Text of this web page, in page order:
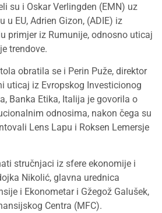
su i Oskar Verlingden (EMN) uz
u EU, Adrien Gizon, (ADIE) iz
primjer iz Rumunije, odnosno uticaj
trendove.
obratila se i Perin Puže, direktor
uticaj iz Evropskog Investicionog
Banka Etika, Italija je govorila o
odnosima, nakon čega su
Lens Lapu i Roksen Lemersje
stručnjaci iz sfere ekonomije i
Nikolić, glavna urednica
i Ekonometar i Gžegož Galušek,
Centra (MFC).